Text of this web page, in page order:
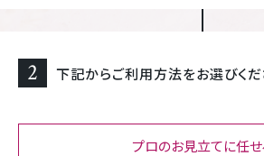
2 下記からご利用方法をお選びくだ
プロのお見立てに任せ